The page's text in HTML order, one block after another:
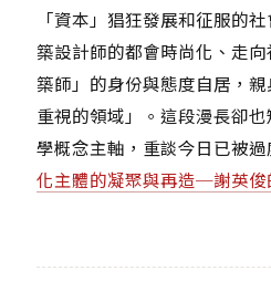
「資本」猖狂發展和征服的
築設計師的都會時尚化、走
築師」的身份與態度自居，
重視的領域」。這段漫長卻
學概念主軸，重談今日已被
化主體的凝聚與再造─謝英俊